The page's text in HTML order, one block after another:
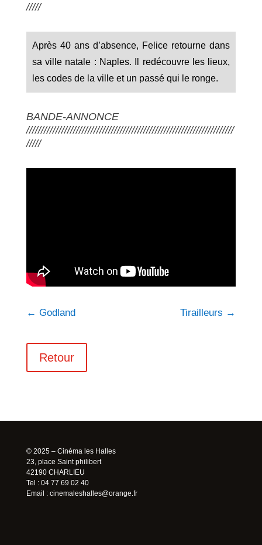
/////
Après 40 ans d’absence, Felice retourne dans
sa ville natale : Naples. Il redécouvre les lieux,
les codes de la ville et un passé qui le ronge.
BANDE-ANNONCE
///////////////////////////////////////////////////////////////////////
/////
← Godland Tirailleurs →
Retour
© 2025 – Cinéma les Halles
23, place Saint philibert
42190 CHARLIEU
Tel : 04 77 69 02 40
Email : cinemaleshalles@orange.fr